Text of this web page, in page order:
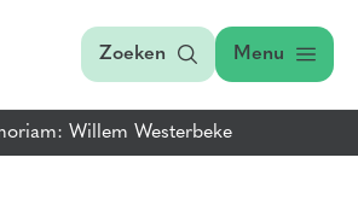
Zoeken Menu
Willem Westerbeke